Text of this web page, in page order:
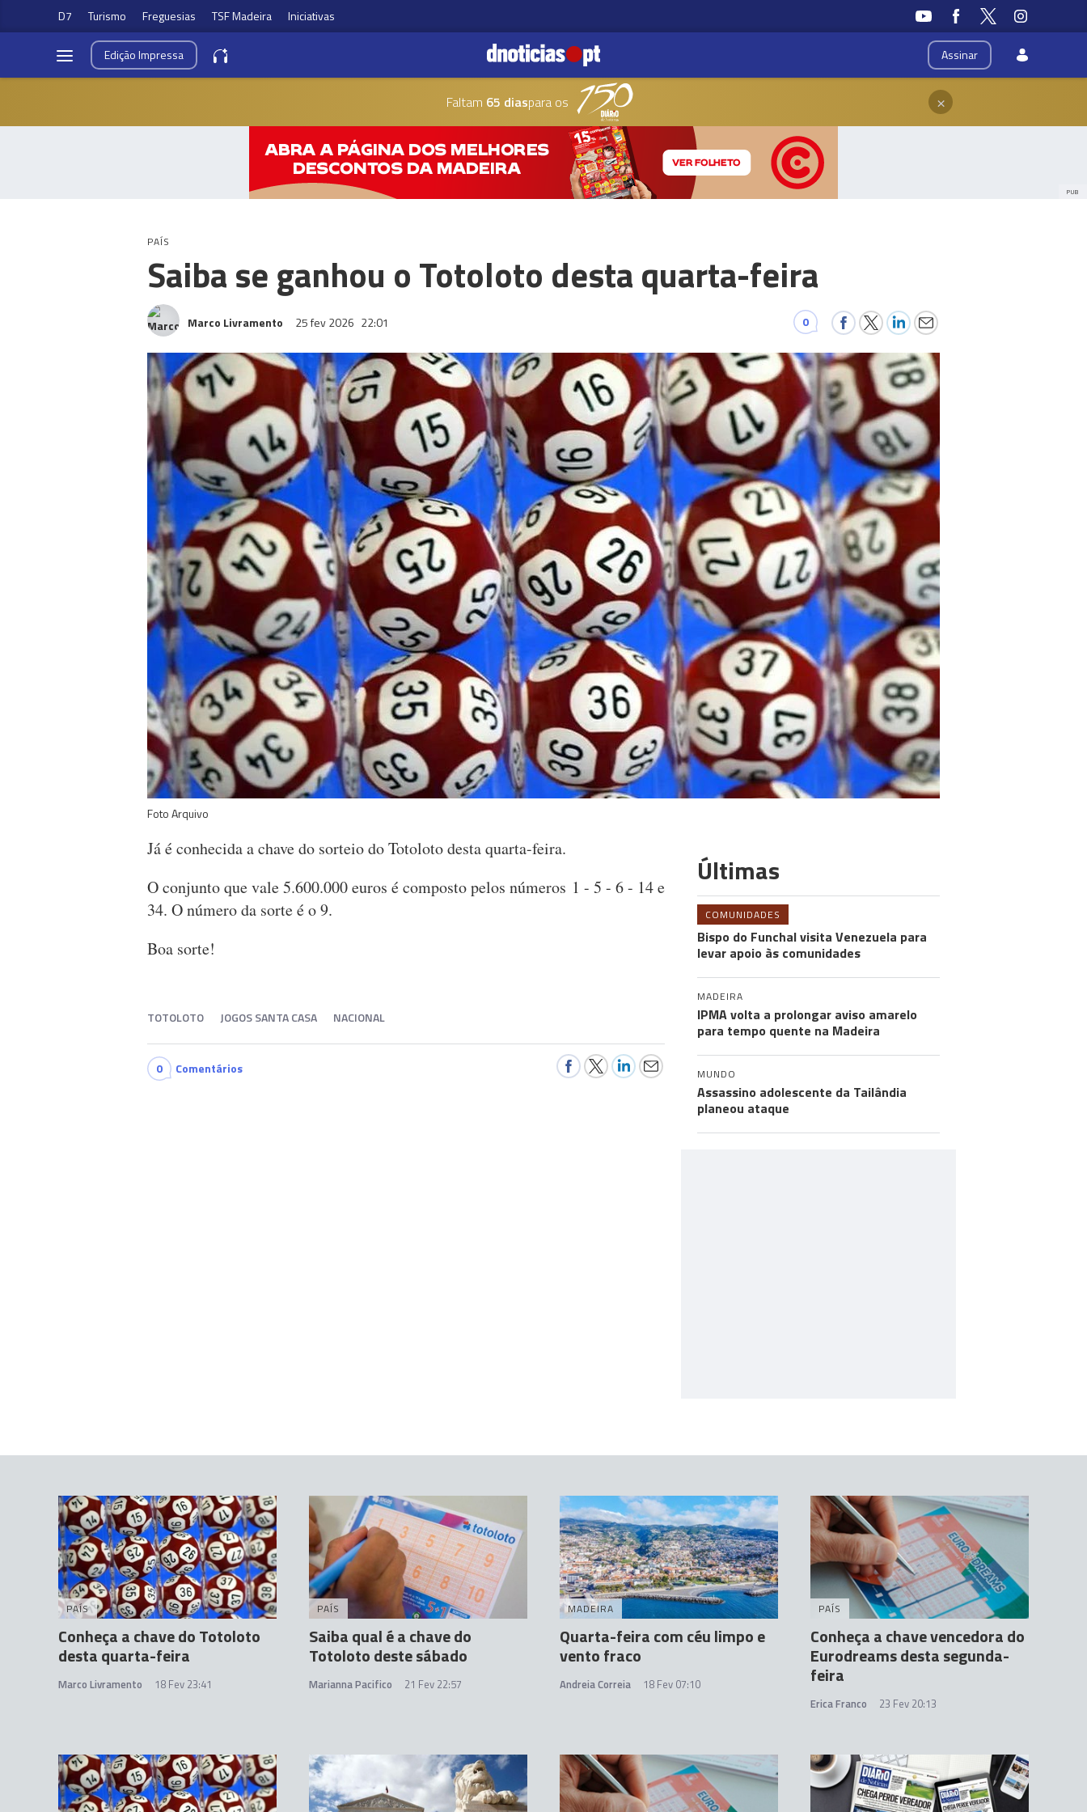
D7 Turismo Freguesias TSF Madeira Iniciativas
Assinar
EdiçãoImpressa
Faltam 65 diaspara os ×
PUB
PAÍS
Saiba se ganhou o Totoloto desta quarta-feira
Marco Livramento 25 fev 2026 22:01 0
Foto Arquivo
Já é conhecida a chave do sorteio do Totoloto desta quarta-feira.
O conjunto que vale 5.600.000 euros é composto pelos números 1 - 5 - 6 - 14 e
34. O número da sorte é o 9.
Boa sorte!
TOTOLOTO JOGOS SANTA CASA NACIONAL
0 Comentários
Últimas
COMUNIDADES
Bispo do Funchal visita Venezuela para
levar apoio às comunidades
MADEIRA
IPMA volta a prolongar aviso amarelo
para tempo quente na Madeira
MUNDO
Assassino adolescente da Tailândia
planeou ataque
PAÍS
Conheça a chave do Totoloto
desta quarta-feira
Marco Livramento 18 Fev 23:41
PAÍS
Saiba qual é a chave do
Totoloto deste sábado
Marianna Pacifico 21 Fev 22:57
MADEIRA
Quarta-feira com céu limpo e
vento fraco
Andreia Correia 18 Fev 07:10
PAÍS
Conheça a chave vencedora do
Eurodreams desta segunda-
feira
Erica Franco 23 Fev 20:13